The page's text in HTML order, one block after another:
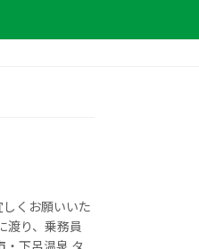
くお願いいた
渡り、乗務員
下呂温泉 タ